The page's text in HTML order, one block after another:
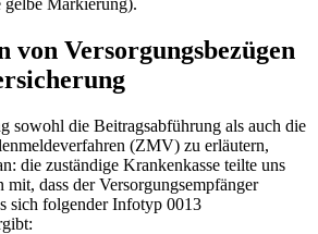
von Versorgungsbezügen
sowohl die Beitragsabführung als auch die
(ZMV) zu erläutern,
die zuständige Krankenkasse teilte uns
dass der Versorgungsempfänger
sich folgender Infotyp 0013